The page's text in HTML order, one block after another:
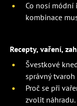
Co nosí módní
kombinace
Recepty, vaření,
Švestkové
správný
Proč se při
zvolit